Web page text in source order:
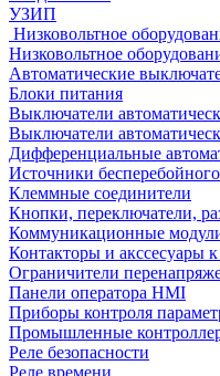
УЗИП
Низковольтное
Низковольтное
Автоматические
Блоки питания
Выключатели
Выключатели
Дифференциальные
Источники
Клеммные соединители
Кнопки, переключатели,
Коммуникационные
Контакторы и акссесуары
Ограничители
Панели оператора HMI
Приборы контроля
Промышленные
Реле безопасности
Реле времени